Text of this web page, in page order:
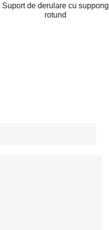
Suport de derulare cu suppong
rotund